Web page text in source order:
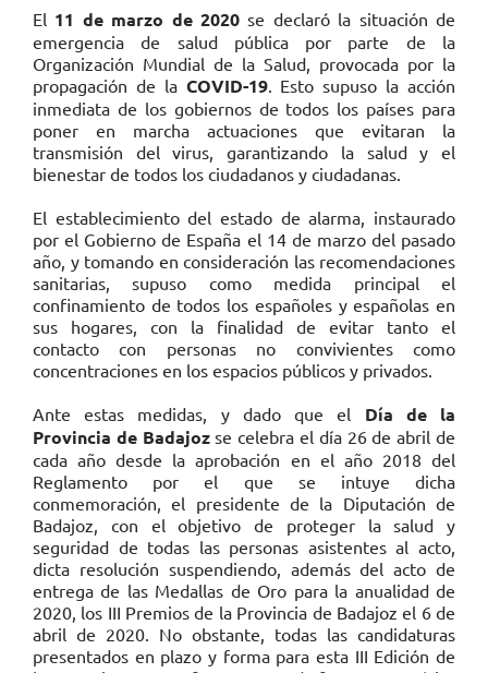
El 11 de marzo de 2020 se declaró la situación de
emergencia de salud pública por parte de la
Organización Mundial de la Salud, provocada por la
propagación de la COVID-19. Esto supuso la acción
inmediata de los gobiernos de todos los países para
poner en marcha actuaciones que evitaran la
transmisión del virus, garantizando la salud y el
bienestar de todos los ciudadanos y ciudadanas.
El establecimiento del estado de alarma, instaurado
por el Gobierno de España el 14 de marzo del pasado
año, y tomando en consideración las recomendaciones
sanitarias, supuso como medida principal el
confinamiento de todos los españoles y españolas en
sus hogares, con la finalidad de evitar tanto el
contacto con personas no convivientes como
concentraciones en los espacios públicos y privados.
Ante estas medidas, y dado que el Día de la
Provincia de Badajozse celebra el día 26 de abril de
cada año desde la aprobación en el año 2018 del
Reglamento por el que se intuye dicha
conmemoración, el presidente de la Diputación de
Badajoz, con el objetivo de proteger la salud y
seguridad de todas las personas asistentes al acto,
dicta resolución suspendiendo, además del acto de
entrega de las Medallas de Oro para la anualidad de
2020, los III Premios de la Provincia de Badajoz el 6 de
abril de 2020. No obstante, todas las candidaturas
presentados en plazo y forma para esta III Edición de